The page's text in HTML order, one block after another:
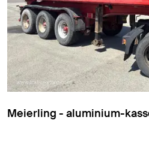
Meierling - aluminium-